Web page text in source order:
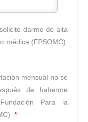
darme de alta
médica (FPSOMC).
mensual no se
de haberme
Para la
*